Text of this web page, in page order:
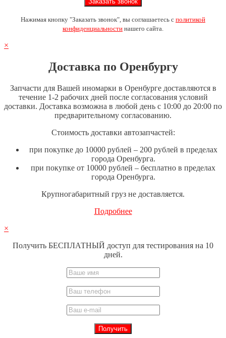
Нажимая кнопку "Заказать звонок", вы соглашаетесь с политикой
конфиденциальности нашего сайта.
×
Доставка по Оренбургу
Запчасти для Вашей иномарки в Оренбурге доставляются в
течение 1-2 рабочих дней после согласования условий
доставки. Доставка возможна в любой день с 10:00 до 20:00 по
предварительному согласованию.
Стоимость доставки автозапчастей:
при покупке до 10000 рублей – 200 рублей в пределах
города Оренбурга.
при покупке от 10000 рублей – бесплатно в пределах
города Оренбурга.
Крупногабаритный груз не доставляется.
Подробнее
×
Получить БЕСПЛАТНЫЙ доступ для тестирования на 10
дней.